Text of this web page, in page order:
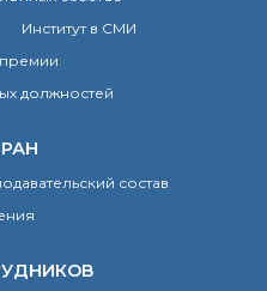
Институт в СМИ
должностей
состав